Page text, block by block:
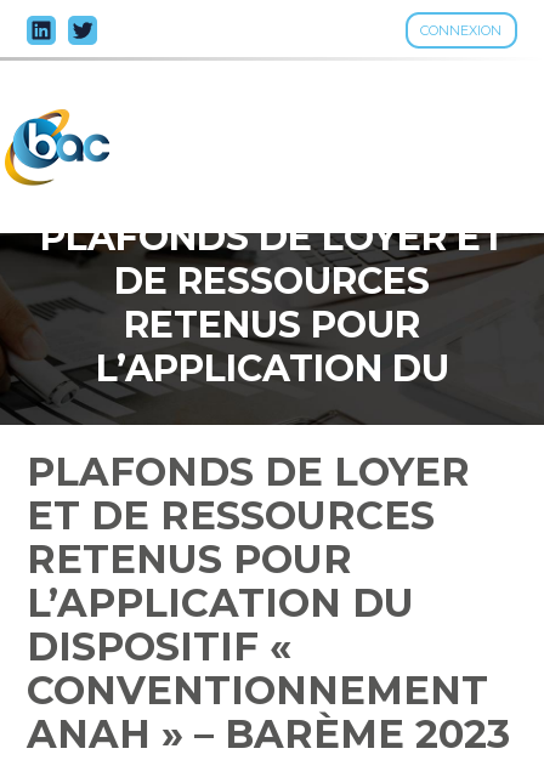
CONNEXION
Aller
au
PLAFONDS DE LOYER ET
DE RESSOURCES
RETENUS POUR
L’APPLICATION DU
DISPOSITIF «
CONVENTIONNEMENT
ANAH » – BARÈME 2023
PLAFONDS DE LOYER
ET DE RESSOURCES
RETENUS POUR
L’APPLICATION DU
DISPOSITIF «
CONVENTIONNEMENT
ANAH » – BARÈME 2023